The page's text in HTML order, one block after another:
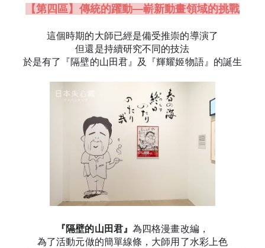
【第四區】傳統的躍動—嶄新動畫領域的挑戰
這個時期的大師已經是備受推崇的導演了
但還是持續研究不同的技法
於是有了
『隔壁的山田君』及 『輝耀姬物語』的誕生
『隔壁的山田君』 為四格漫畫改編，
為了活動元做的簡單線條，大師用了水彩上色